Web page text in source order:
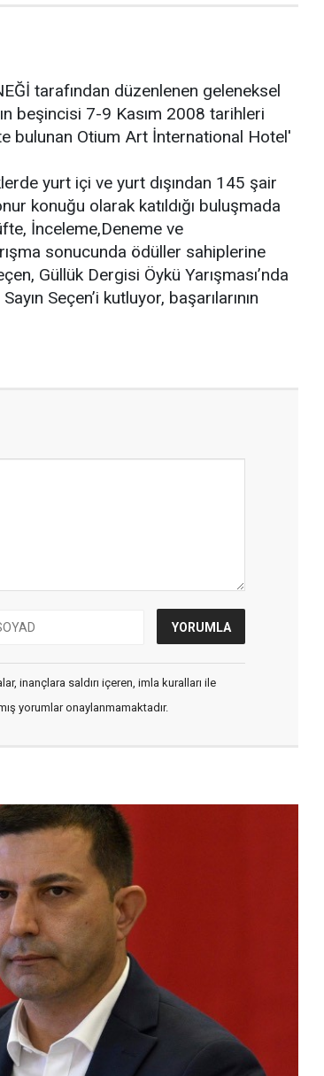
tarafından düzenlenen geleneksel
beşincisi 7-9 Kasım 2008 tarihleri
bulunan Otium Art İnternational Hotel'
yurt içi ve yurt dışından 145 şair
konuğu olarak katıldığı buluşmada
İnceleme,Deneme ve
sonucunda ödüller sahiplerine
Güllük Dergisi Öykü Yarışması’nda
Seçen’i kutluyor, başarılarının
inançlara saldırı içeren, imla kuralları ile
yorumlar onaylanmamaktadır.